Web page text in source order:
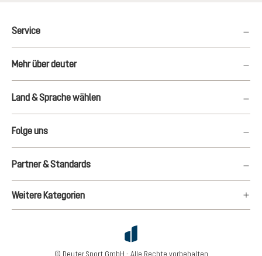
Service
Mehr über deuter
Land & Sprache wählen
Folge uns
Partner & Standards
Weitere Kategorien
© Deuter Sport GmbH - Alle Rechte vorbehalten